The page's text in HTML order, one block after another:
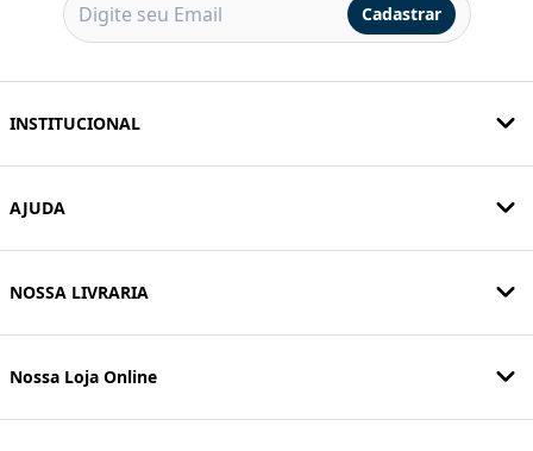
Cadastrar
INSTITUCIONAL
AJUDA
NOSSA LIVRARIA
Nossa Loja Online